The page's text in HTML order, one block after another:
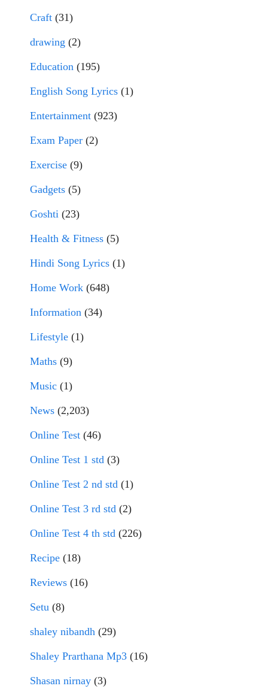
Craft (31)
drawing (2)
Education (195)
English Song Lyrics (1)
Entertainment (923)
Exam Paper (2)
Exercise (9)
Gadgets (5)
Goshti (23)
Health & Fitness (5)
Hindi Song Lyrics (1)
Home Work (648)
Information (34)
Lifestyle (1)
Maths (9)
Music (1)
News (2,203)
Online Test (46)
Online Test 1 std (3)
Online Test 2 nd std (1)
Online Test 3 rd std (2)
Online Test 4 th std (226)
Recipe (18)
Reviews (16)
Setu (8)
shaley nibandh (29)
Shaley Prarthana Mp3 (16)
Shasan nirnay (3)